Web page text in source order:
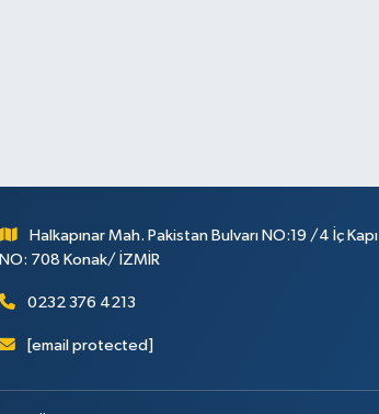
Halkapınar Mah. Pakistan Bulvarı NO:19 /4 İç Kapı
NO: 708 Konak/ İZMİR
0232 376 4213
[email protected]